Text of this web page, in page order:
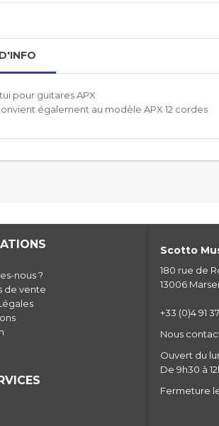
pour guitares APX
également au modèle APX 12 cordes
nous ?
de vente
Scotto
180 rue de
13006
+33 (0)4 91
Nous
Ouvert du
De 9h30 à
Fermeture